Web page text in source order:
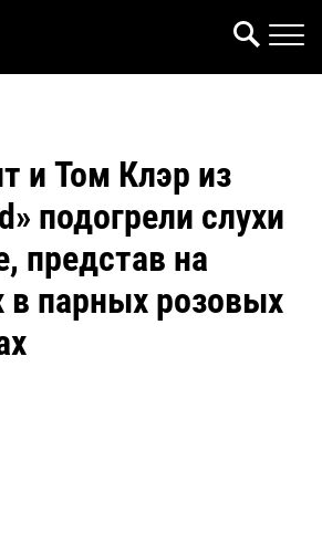
и Том Клэр из
подогрели слухи
представ на
в парных розовых